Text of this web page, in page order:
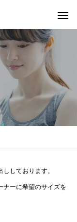
多彩なオプ
健康と食事
筋トレするとムキムキ
ていること
しております。
ナーに希望のサイズを